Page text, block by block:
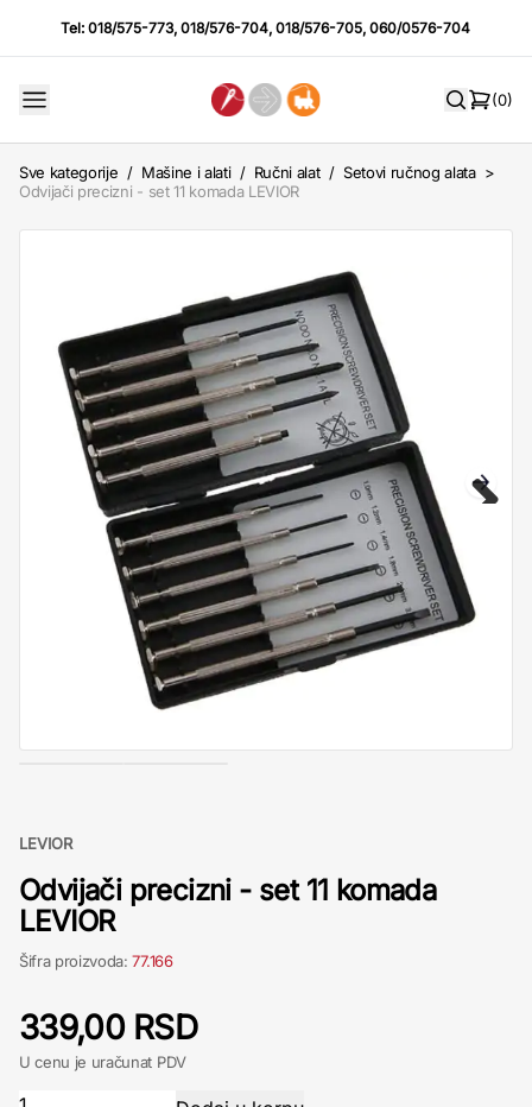
Tel:018/575-773,018/576-704,018/576-705,060/0576-704
(0)
Sve kategorije / Mašine i alati / Ručni alat / Setovi ručnog alata >
Odvijači precizni - set 11 komada LEVIOR
LEVIOR
Odvijači precizni - set 11 komada
LEVIOR
Šifra proizvoda:77.166
339,00 RSD
U cenu je uračunat PDV